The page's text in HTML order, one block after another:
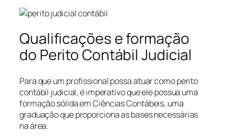
Qualificações e formação
do Perito Contábil Judicial
Para que um profissional possa atuar como perito
contábil judicial, é imperativo que ele possua uma
formação sólida em Ciências Contábeis, uma
graduação que proporciona as bases necessárias
na área.